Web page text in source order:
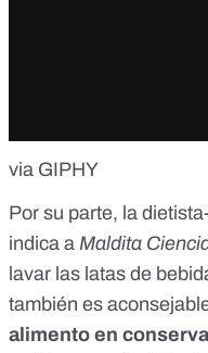
via GIPHY
Por su parte, la
indica a Maldita
lavar las latas de
también es
alimento en conserva